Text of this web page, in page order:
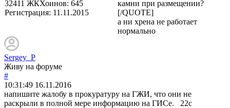
32411 ЖКХоинов: 645
Регистрация: 11.11.2015
камни при размещении?
[/QUOTE]
а ни хрена не работает
нормально
Sergey_P
Живу на форуме
#
10:31:49 16.11.2016
напишите жалобу в прокуратуру на ГЖИ, что они не
раскрыли в полной мере информацию на ГИСе. 22с